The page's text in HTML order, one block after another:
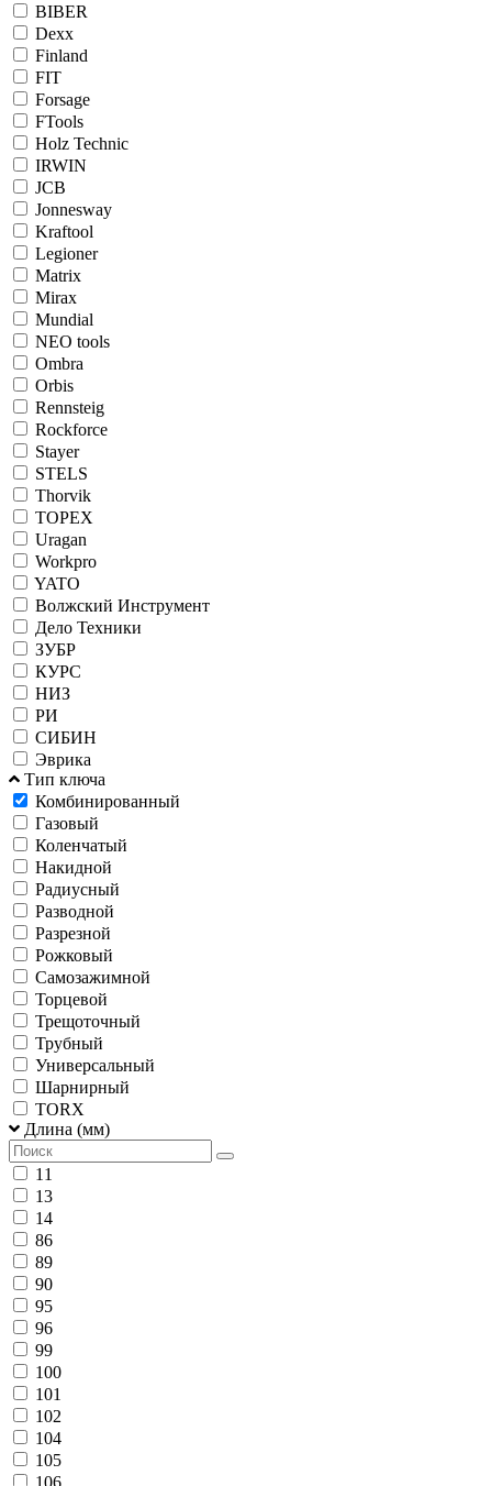
BIBER
Dexx
Finland
FIT
Forsage
FTools
Holz Technic
IRWIN
JCB
Jonnesway
Kraftool
Legioner
Matrix
Mirax
Mundial
NEO tools
Ombra
Orbis
Rennsteig
Rockforce
Stayer
STELS
Thorvik
TOPEX
Uragan
Workpro
YATO
Волжский Инструмент
Дело Техники
ЗУБР
КУРС
НИЗ
РИ
СИБИН
Эврика
Тип ключа
Комбинированный
Газовый
Коленчатый
Накидной
Радиусный
Разводной
Разрезной
Рожковый
Самозажимной
Торцевой
Трещоточный
Трубный
Универсальный
Шарнирный
TORX
Длина (мм)
11
13
14
86
89
90
95
96
99
100
101
102
104
105
106